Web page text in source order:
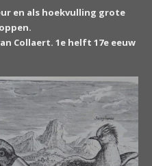
en als hoekvulling grote
Collaert. 1e helft 17e eeuw